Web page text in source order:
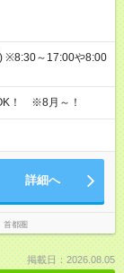
※8:30～17:00や8:00
！ ※8月～！
詳細へ
首都圏
掲載日：2026.08.05